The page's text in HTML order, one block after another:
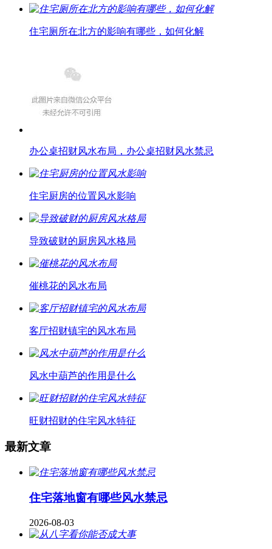
住宅厕所在北方的影响有哪些，如何化解
办公桌招财风水布局，办公桌招财风水禁忌
住宅厨房的位置风水影响
导致破财的厨房风水格局
催桃花的风水布局
客厅招财镇宅的风水布局
风水中葫芦的作用是什么
旺财招财的住宅风水特征
最新文章
住宅落地窗有哪些风水禁忌
2026-08-03